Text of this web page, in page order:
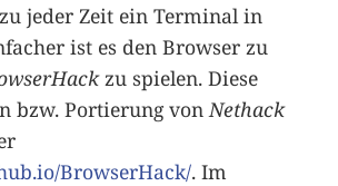
jeder Zeit ein Terminal in
ist es den Browser zu
zu spielen. Diese
bzw. Portierung von Nethack
BrowserHack/. Im